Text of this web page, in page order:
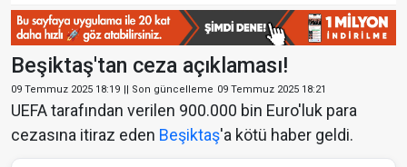
Beşiktaş'tan ceza açıklaması!
09 Temmuz 2025 18:19 || Son güncelleme 09 Temmuz 2025 18:21
UEFA tarafından verilen 900.000 bin Euro'luk para
cezasına itiraz eden Beşiktaş'a kötü haber geldi.